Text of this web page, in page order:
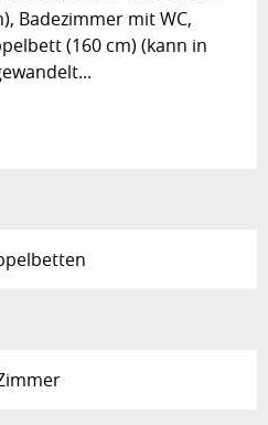
Badezimmer mit WC,
(160 cm) (kann in